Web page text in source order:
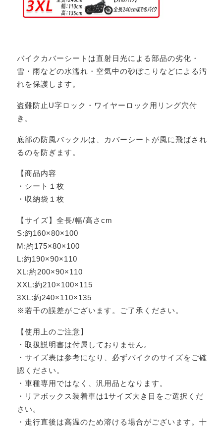
バイクカバーシートは直射日光による部品の劣化・
雪・雨などの水濡れ・空気中の砂ぼこりなどによる汚
れを保護します。
盗難防止U字ロック・ワイヤーロック用リング穴付
き。
底部の防風バックルは、カバーシートが風に飛ばされ
るのを防ぎます。
【商品内容
・シート１枚
・収納袋１枚
【サイズ】全長/幅/高さcm
S:約160×80×100
M:約175×80×100
L:約190×90×110
XL:約200×90×110
XXL:約210×100×115
3XL:約240×110×135
※若干の誤差がございます。ご了承ください。
【使用上のご注意】
・取扱説明書は付属しておりません。
・サイズ表は参考になり、必ずバイクのサイズをご確
認ください。
・車種専用ではなく、汎用品となります。
・リアボックス装着車は1サイズ大き目をご選択くだ
さい。
・走行直後は高温のため溶ける場合がございます。十